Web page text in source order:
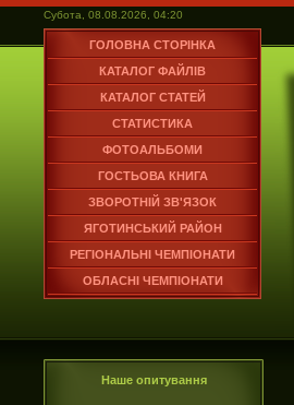
Субота, 08.08.2026, 04:20
ГОЛОВНА СТОРІНКА
КАТАЛОГ ФАЙЛІВ
КАТАЛОГ СТАТЕЙ
СТАТИСТИКА
ФОТОАЛЬБОМИ
ГОСТЬОВА КНИГА
ЗВОРОТНІЙ ЗВ'ЯЗОК
ЯГОТИНСЬКИЙ РАЙОН
РЕГІОНАЛЬНІ ЧЕМПІОНАТИ
ОБЛАСНІ ЧЕМПІОНАТИ
Наше опитування